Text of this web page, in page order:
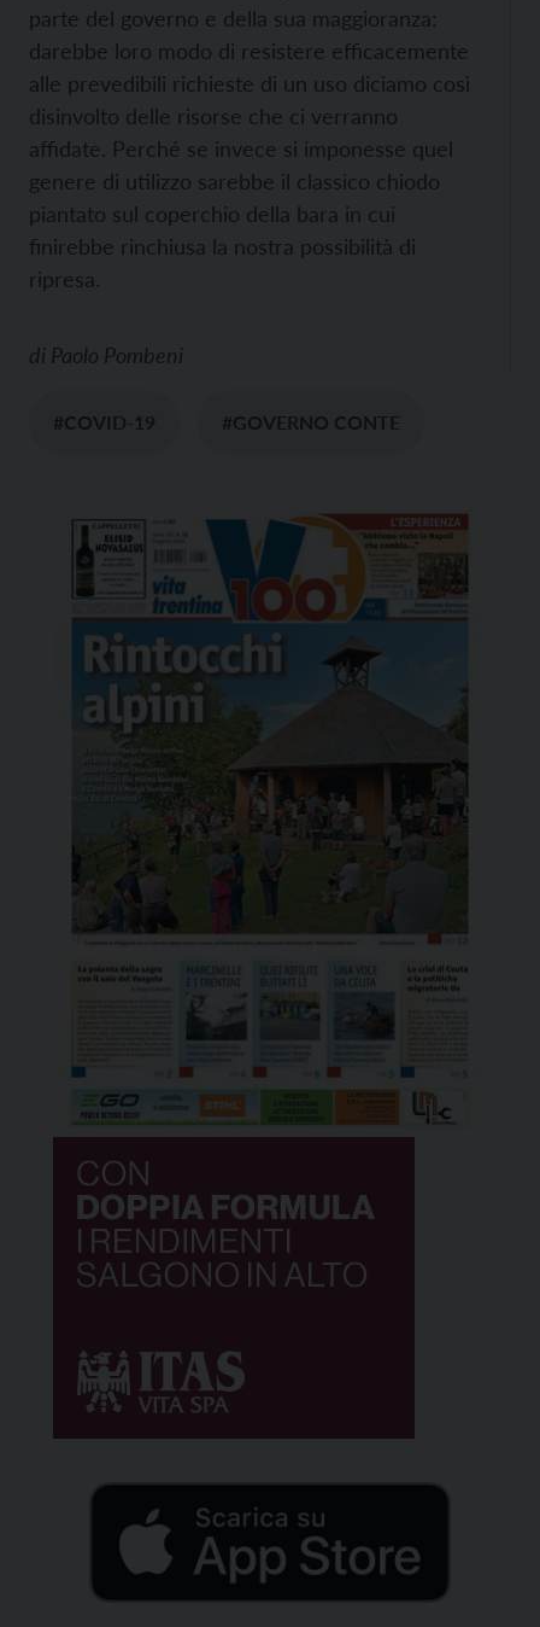
parte del governo e della sua maggioranza:
darebbe loro modo di resistere efficacemente
alle prevedibili richieste di un uso diciamo così
disinvolto delle risorse che ci verranno
affidate. Perché se invece si imponesse quel
genere di utilizzo sarebbe il classico chiodo
piantato sul coperchio della bara in cui
finirebbe rinchiusa la nostra possibilità di
ripresa.
di Paolo Pombeni
#COVID-19 #GOVERNO CONTE